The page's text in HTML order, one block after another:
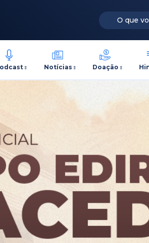
Notícias Doação